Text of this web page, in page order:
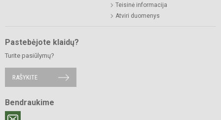
Teisinė informacija
Atviri duomenys
Pastebėjote klaidų?
Turite pasiūlymų?
RAŠYKITE
Bendraukime